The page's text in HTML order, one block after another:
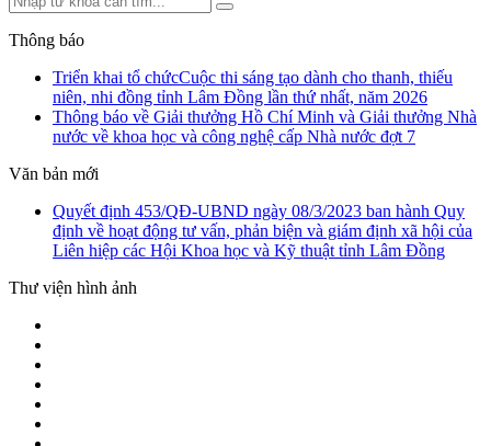
Thông báo
Triển khai tổ chứcCuộc thi sáng tạo dành cho thanh, thiếu
niên, nhi đồng tỉnh Lâm Đồng lần thứ nhất, năm 2026
Thông báo về Giải thưởng Hồ Chí Minh và Giải thưởng Nhà
nước về khoa học và công nghệ cấp Nhà nước đợt 7
Văn bản mới
Quyết định 453/QĐ-UBND ngày 08/3/2023 ban hành Quy
định về hoạt động tư vấn, phản biện và giám định xã hội của
Liên hiệp các Hội Khoa học và Kỹ thuật tỉnh Lâm Đồng
Thư viện hình ảnh